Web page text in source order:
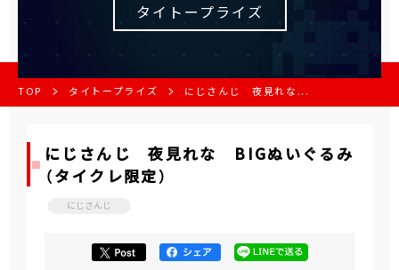
タイトープライズ
TOP タイトープライズ にじさんじ 夜見れな...
にじさんじ 夜見れな BIGぬいぐるみ
（タイクレ限定）
にじさんじ